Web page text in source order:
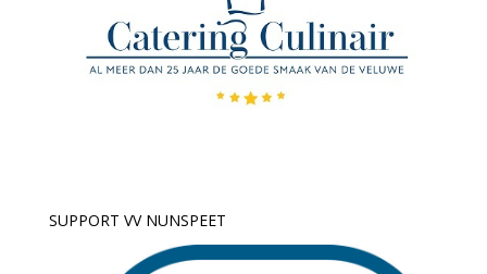
SUPPORT VV NUNSPEET